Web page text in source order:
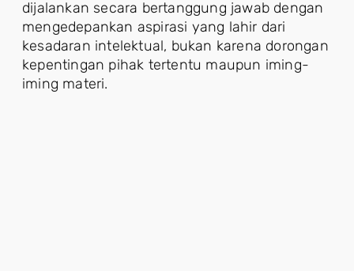
dijalankan secara bertanggung jawab dengan
mengedepankan aspirasi yang lahir dari
kesadaran intelektual, bukan karena dorongan
kepentingan pihak tertentu maupun iming-
iming materi.